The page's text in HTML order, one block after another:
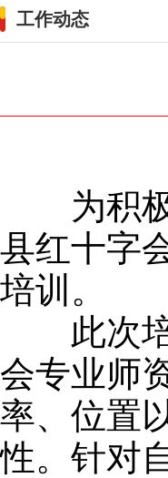
工作动态
为积极
县红十字
培训。
此次培
会专业师
率、位置
性。针对